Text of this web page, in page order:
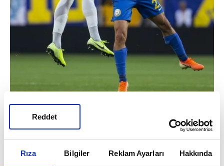
Rıza Bilgiler Reklam Ayarları Hakkında
Reddet